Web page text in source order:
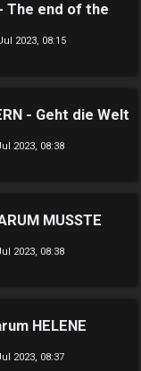
The end of the
2023, 08:15
- Geht die Welt
2023, 08:38
MUSSTE
2023, 08:38
HELENE
2023, 08:37